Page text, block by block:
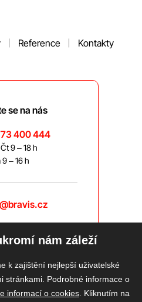
Reference Kontakty
se na nás
400 444
9 – 18 h
9 – 16 h
nám záleží
k zajištění nejlepší uživatelské
stránkami. Podrobné informace o
informací o cookies . Kliknutím na